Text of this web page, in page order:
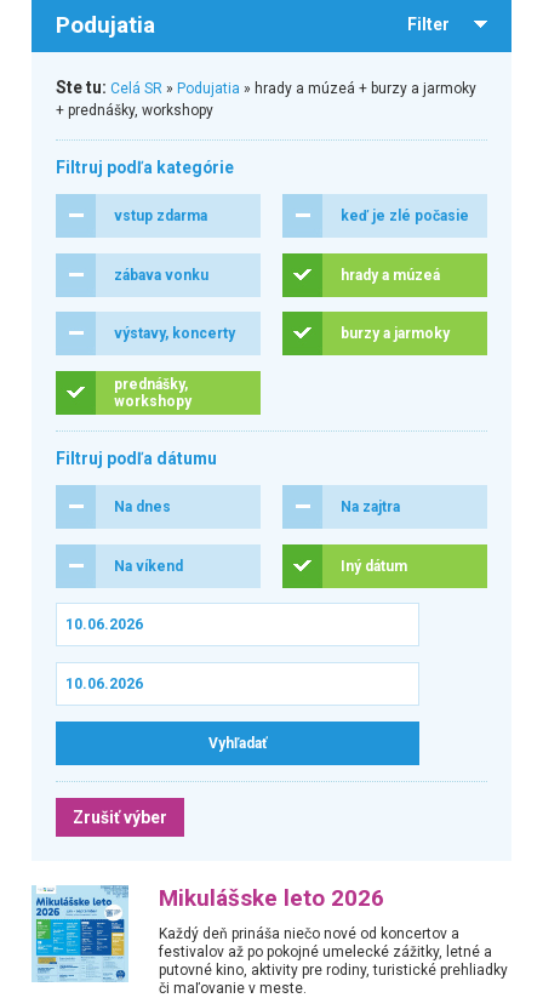
Podujatia Filter
Ste tu: Celá SR» Podujatia » hrady a múzeá + burzy a jarmoky
+ prednášky, workshopy
Filtruj podľa kategórie
vstup zdarma keď je zlé počasie
zábava vonku hrady a múzeá
výstavy, koncerty burzy a jarmoky
prednášky,
workshopy
Filtruj podľa dátumu
Na dnes Na zajtra
Na víkend Iný dátum
Zrušiť výber
Mikulášske leto 2026
Každý deň prináša niečo nové od koncertov a
festivalov až po pokojné umelecké zážitky, letné a
putovné kino, aktivity pre rodiny, turistické prehliadky
či maľovanie v meste.